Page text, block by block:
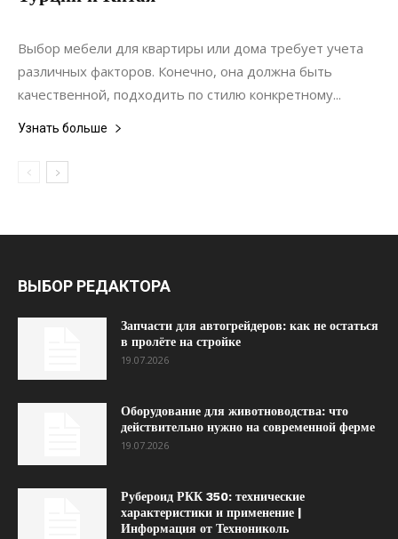
Выбор мебели для квартиры или дома требует учета
различных факторов. Конечно, она должна быть
качественной, подходить по стилю конкретному...
Узнать больше
ВЫБОР РЕДАКТОРА
Запчасти для автогрейдеров: как не остаться
в пролёте на стройке
19.07.2026
Оборудование для животноводства: что
действительно нужно на современной ферме
19.07.2026
Рубероид РКК 350: технические
характеристики и применение |
Информация от Технониколь